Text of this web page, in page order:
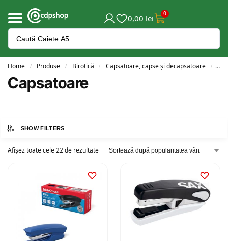
0,00 lei 0
Home / Produse / Birotică / Capsatoare, capse și decapsatoare /
Capsatoare
SHOW FILTERS
Afișez toate cele 22 de rezultate